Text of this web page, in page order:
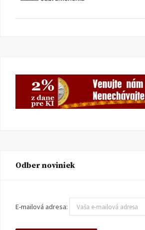
Odber noviniek
E-mailová adresa: